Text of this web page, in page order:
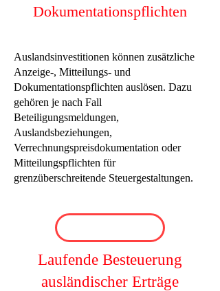
Dokumentationspflichten
Auslandsinvestitionen können zusätzliche
Anzeige-, Mitteilungs- und
Dokumentationspflichten auslösen. Dazu
gehören je nach Fall
Beteiligungsmeldungen,
Auslandsbeziehungen,
Verrechnungspreisdokumentation oder
Mitteilungspflichten für
grenzüberschreitende Steuergestaltungen.
Laufende Besteuerung
ausländischer Erträge